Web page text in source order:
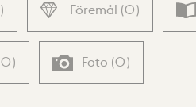
) Föremål (0)
0) Foto (0)